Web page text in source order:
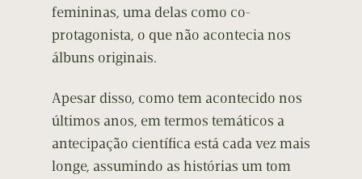
femininas, uma delas como co-
protagonista, o que não acontecia nos
álbuns originais.
Apesar disso, como tem acontecido nos
últimos anos, em termos temáticos a
antecipação científica está cada vez mais
longe, assumindo as histórias um tom